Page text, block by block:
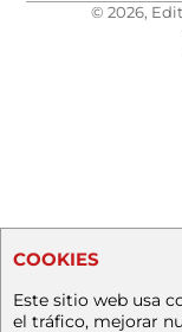
© 2026,
COOKIES
Este sitio web usa
el tráfico, mejorar